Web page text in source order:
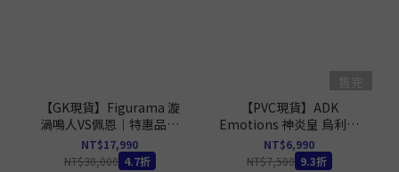
【GK現貨】Figurama 漩
渦鳴人VS佩恩｜特惠品無
售後
NT$17,990
NT$38,000 4.7折
【PVC現貨】ADK
Emotions 神炎皇 烏利亞
｜遊戲王GX
NT$6,990
NT$7,500 9.3折